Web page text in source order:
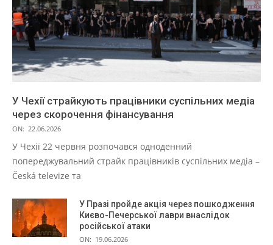
У Чехії страйкують працівники суспільних медіа
через скорочення фінансування
ON: 22.06.2026
У Чехії 22 червня розпочався одноденний
попереджувальний страйк працівників суспільних медіа –
Česká televize та
У Празі пройде акція через пошкодження
Києво-Печерської лаври внаслідок
російської атаки
ON: 19.06.2026